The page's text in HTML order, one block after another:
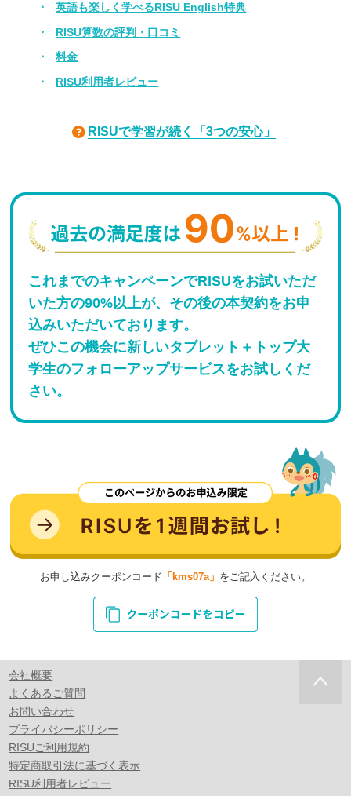
英語も楽しく学べるRISU English特典
RISU算数の評判・口コミ
料金
RISU利用者レビュー
RISUで学習が続く「3つの安心」
これまでのキャンペーンでRISUをお試いただ
いた方の90%以上が、その後の本契約をお申
込みいただいております。
ぜひこの機会に新しいタブレット＋トップ大
学生のフォローアップサービスをお試しくだ
さい。
お申し込みクーポンコード 「kms07a」 をご記入ください。
会社概要
よくあるご質問
お問い合わせ
プライバシーポリシー
RISUご利用規約
特定商取引法に基づく表示
RISU利用者レビュー